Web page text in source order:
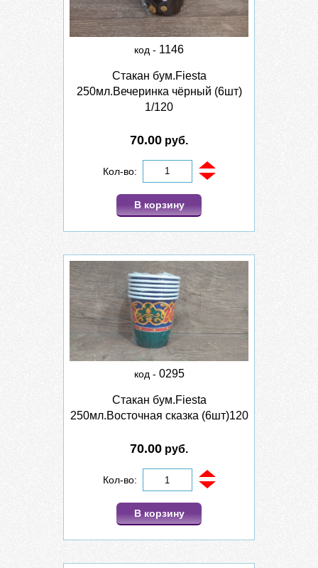
код - 1146
Стакан бум.Fiesta
250мл.Вечеринка чёрный (6шт)
1/120
70.00 руб.
Кол-во:
В корзину
код - 0295
Стакан бум.Fiesta
250мл.Восточная сказка (6шт)120
70.00 руб.
Кол-во:
В корзину